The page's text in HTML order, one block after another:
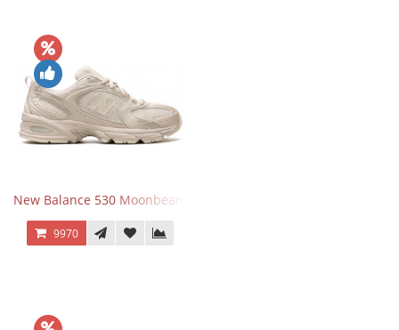
New Balance 530 Moonbeam Sea Salt
9970